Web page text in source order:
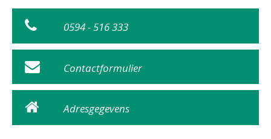
0594 - 516 333
Contactformulier
Adresgegevens